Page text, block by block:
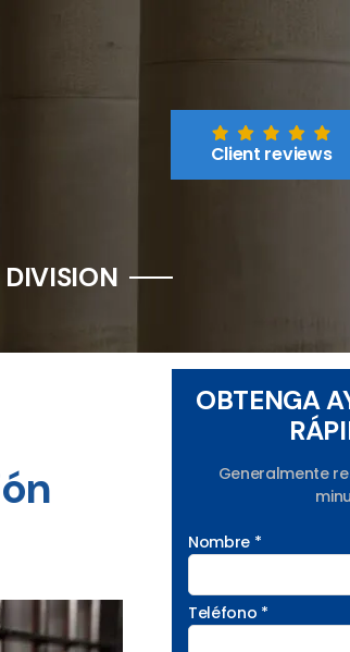
Client reviews
OBTENGA
Generalmente
Nombre *
Teléfono *